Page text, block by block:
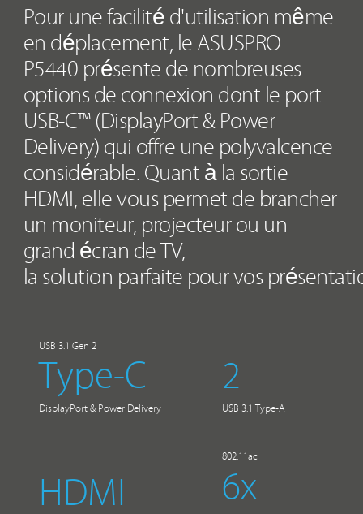
Pour une facilité d'utilisation même
en déplacement, le ASUSPRO
P5440 présente de nombreuses
options de connexion dont le port
USB-C™ (DisplayPort & Power
Delivery) qui offre une polyvalcence
considérable. Quant à la sortie
HDMI, elle vous permet de brancher
un moniteur, projecteur ou un
grand écran de TV,
la solution parfaite pour vos
USB 3.1 Gen 2
Type-C
DisplayPort & Power Delivery
2
USB 3.1 Type-A
HDMI
802.11ac
6x